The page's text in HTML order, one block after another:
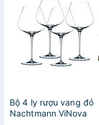
Bộ 4 ly rượu vang đỏ
Nachtmann ViNova